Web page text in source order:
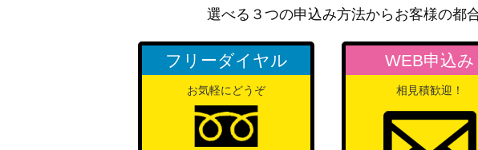
ドンキホーテ・ドフラミンゴ（SP）【OP01-073】
ドンキホーテ・ロシナンテ（SR/パラレル）【OP10-072】
S-スネーク（SR/パラレル）【OP08-112】
選べる３つの申込み方法からお客様の都
フリーダイヤル
お気軽にどうぞ
WEB申込み
相見積歓迎！